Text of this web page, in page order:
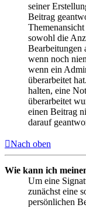
seiner
Beitrag
sowohl die
Bearbeitungen
wenn noch
wenn ein
überarbeitet
halten, eine
überarbeitet
einen Beitrag
darauf
Nach oben
Wie kann ich
Um eine
zunächst eine
persönlichen